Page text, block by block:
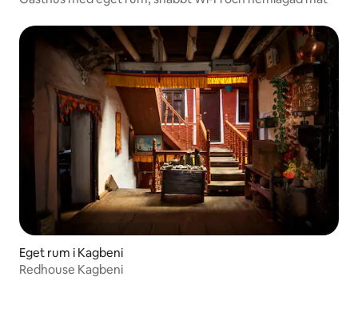
Eget rum i Kagbeni
Redhouse Kagbeni